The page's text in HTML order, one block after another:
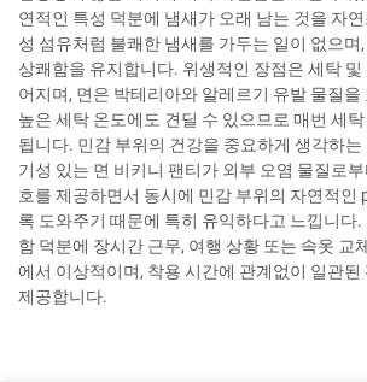
연적인 특성 덕분에 냄새가 오래 남는 것을 자
성 섬유처럼 불쾌한 냄새를 가두는 일이 없으며
상쾌함을 유지합니다. 위생적인 장점은 세탁 및
어지며, 면은 박테리아와 알레르기 유발 물질
높은 세탁 온도에도 견딜 수 있으므로 매번 세
됩니다. 민감 부위의 건강을 중요하게 생각하
기성 있는 면 비키니 팬티가 외부 오염 물질로
호를 제공하면서 동시에 민감 부위의 자연적인
록 도와주기 때문에 특히 유익하다고 느낍니다.
함 덕분에 장시간 근무, 여행 상황 또는 속옷 교
에서 이상적이며, 착용 시간에 관계없이 일관된
제공합니다.